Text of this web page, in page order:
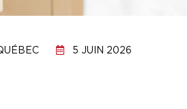
5 JUIN 2026